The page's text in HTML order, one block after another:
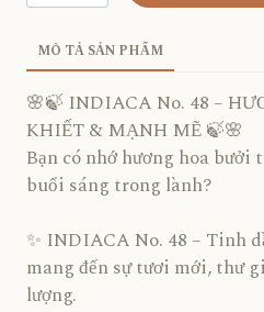
MÔ TẢ SẢN PHẨM
🌸🍃 INDIACA No. 48 –
KHIẾT & MẠNH MẼ 🍃🌸
Bạn có nhớ hương hoa
buổi sáng trong lành?
✨ INDIACA No. 48 – Tinh
mang đến sự tươi mới, thư
lượng.